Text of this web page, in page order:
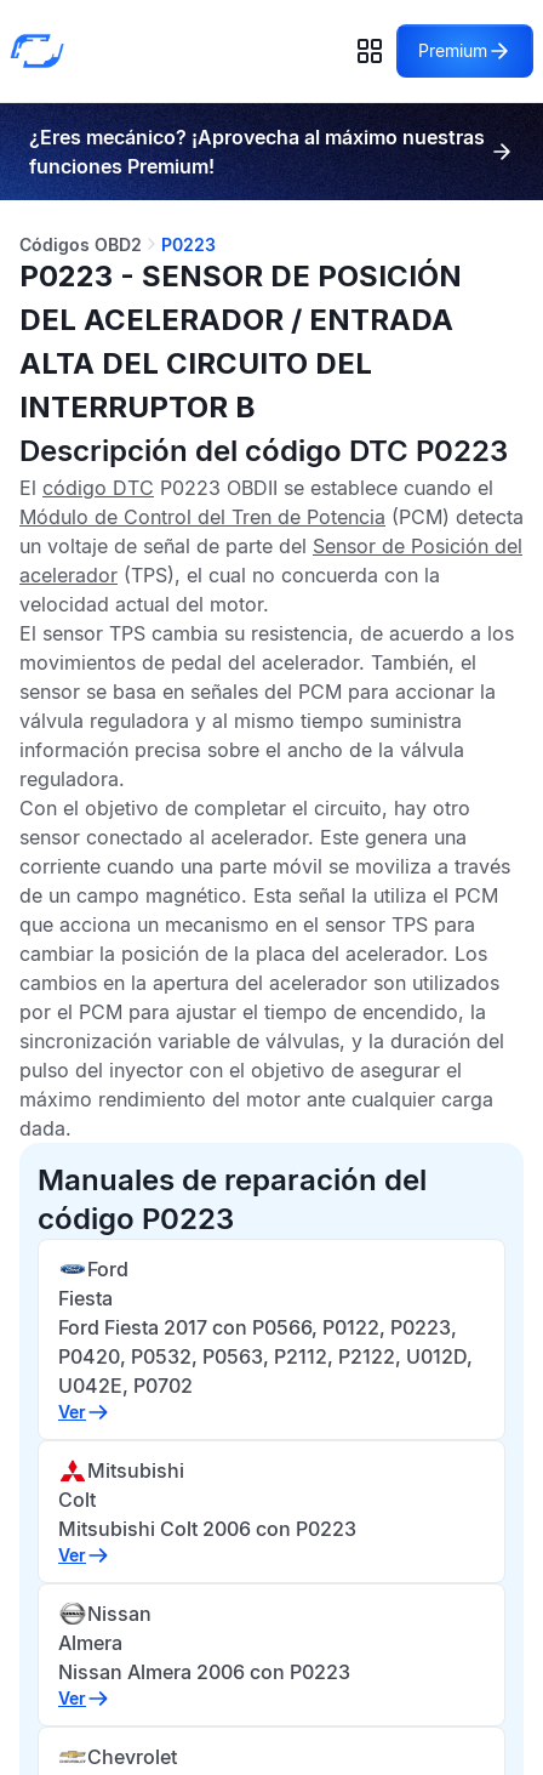
Premium
¿Eres mecánico? ¡Aprovecha al máximo nuestras
funciones Premium!
Códigos OBD2 P0223
P0223 - SENSOR DE POSICIÓN
DEL ACELERADOR / ENTRADA
ALTA DEL CIRCUITO DEL
INTERRUPTOR B
Descripción del código DTC P0223
El código DTC P0223 OBDII se establece cuando el
Módulo de Control del Tren de Potencia (PCM) detecta
un voltaje de señal de parte del Sensor de Posición del
acelerador (TPS), el cual no concuerda con la
velocidad actual del motor.
El sensor TPS cambia su resistencia, de acuerdo a los
movimientos de pedal del acelerador. También, el
sensor se basa en señales del PCM para accionar la
válvula reguladora y al mismo tiempo suministra
información precisa sobre el ancho de la válvula
reguladora.
Con el objetivo de completar el circuito, hay otro
sensor conectado al acelerador. Este genera una
corriente cuando una parte móvil se moviliza a través
de un campo magnético. Esta señal la utiliza el PCM
que acciona un mecanismo en el sensor TPS para
cambiar la posición de la placa del acelerador. Los
cambios en la apertura del acelerador son utilizados
por el PCM para ajustar el tiempo de encendido, la
sincronización variable de válvulas, y la duración del
pulso del inyector con el objetivo de asegurar el
máximo rendimiento del motor ante cualquier carga
dada.
Manuales de reparación del
código P0223
Ford
Fiesta
Ford Fiesta 2017 con P0566, P0122, P0223,
P0420, P0532, P0563, P2112, P2122, U012D,
U042E, P0702
Ver
Mitsubishi
Colt
Mitsubishi Colt 2006 con P0223
Ver
Nissan
Almera
Nissan Almera 2006 con P0223
Ver
Chevrolet